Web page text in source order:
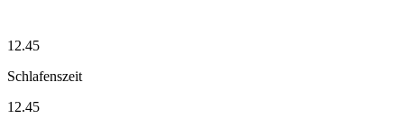
12.45
Schlafenszeit
12.45